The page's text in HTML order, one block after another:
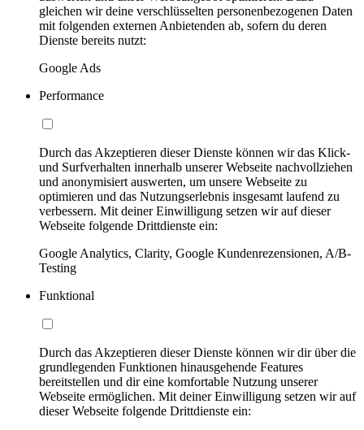
gleichen wir deine verschlüsselten personenbezogenen Daten
mit folgenden externen Anbietenden ab, sofern du deren
Dienste bereits nutzt:
Google Ads
Performance
Durch das Akzeptieren dieser Dienste können wir das Klick-
und Surfverhalten innerhalb unserer Webseite nachvollziehen
und anonymisiert auswerten, um unsere Webseite zu
optimieren und das Nutzungserlebnis insgesamt laufend zu
verbessern. Mit deiner Einwilligung setzen wir auf dieser
Webseite folgende Drittdienste ein:
Google Analytics, Clarity, Google Kundenrezensionen, A/B-
Testing
Funktional
Durch das Akzeptieren dieser Dienste können wir dir über die
grundlegenden Funktionen hinausgehende Features
bereitstellen und dir eine komfortable Nutzung unserer
Webseite ermöglichen. Mit deiner Einwilligung setzen wir auf
dieser Webseite folgende Drittdienste ein: